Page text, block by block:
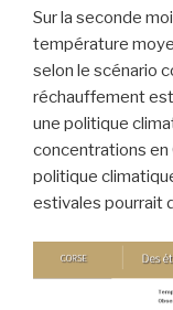
Sur la seconde
température
selon le scénario
réchauffement
une politique
concentrations en
politique
estivales pourrait